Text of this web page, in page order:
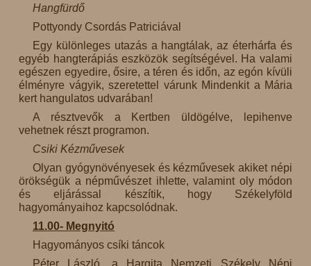
Hangfürdő
Pottyondy Csordás Patriciával
Egy különleges utazás a hangtálak, az éterhárfa és
egyéb hangterápiás eszközök segítségével. Ha valami
egészen egyedire, ősire, a téren és időn, az egón kívüli
élményre vágyik, szeretettel várunk Mindenkit a Mária
kert hangulatos udvarában!
A résztvevők a Kertben üldögélve, lepihenve
vehetnek részt programon.
Csiki Kézművesek
Olyan gyógynövényesek és kézművesek akiket népi
örökségük a népművészet ihlette, valamint oly módon
és eljárással készítik, hogy Székelyföld
hagyományaihoz kapcsolódnak.
11.00- Megnyitó
Hagyományos csíki táncok
Péter László, a Hargita Nemzeti Székely Népi